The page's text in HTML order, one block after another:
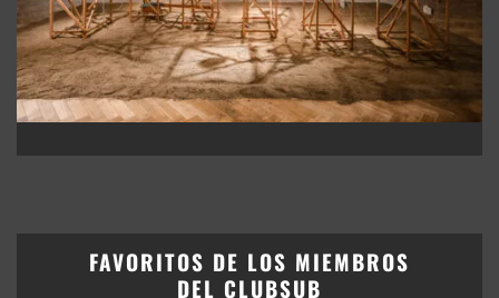
FAVORITOS DE LOS MIEMBROS
DEL CLUBSUB